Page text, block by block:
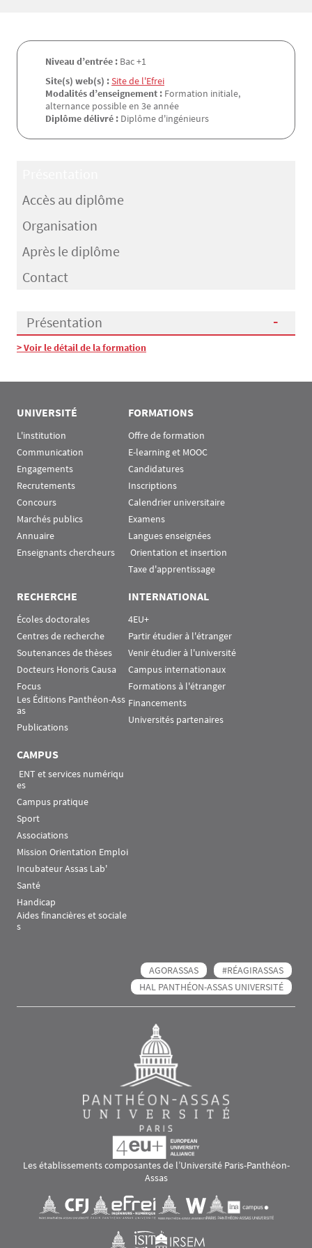
Niveau d’entrée : Bac +1
Site(s) web(s) :Site de l'Efrei
Modalités d’enseignement : Formation initiale,
alternance possible en 3e année
Diplôme délivré : Diplôme d'ingénieurs
Accès au diplôme
Organisation
Après le diplôme
Contact
Présentation
Présentation
> Voir le détail de la formation
UNIVERSITÉ
L'institution
Communication
Engagements
Recrutements
Concours
Marchés publics
Annuaire
Enseignants chercheurs
FORMATIONS
Offre de formation
E-learning et MOOC
Candidatures
Inscriptions
Calendrier universitaire
Examens
Langues enseignées
Orientation et insertion
Taxe d'apprentissage
RECHERCHE
Écoles doctorales
Centres de recherche
Soutenances de thèses
Docteurs Honoris Causa
Focus
Les Éditions Panthéon-Ass
as
Publications
INTERNATIONAL
4EU+
Partir étudier à l'étranger
Venir étudier à l'université
Campus internationaux
Formations à l'étranger
Financements
Universités partenaires
CAMPUS
es
Campus pratique
Sport
Associations
Mission Orientation Emploi
Incubateur Assas Lab'
Santé
Handicap
Aides financières et sociale
s
AGORASSAS
#RÉAGIRASSAS
HAL PANTHÉON-ASSAS UNIVERSITÉ
Les établissements composantes de l’Université Paris-Panthéon-
Assas
Visuel svgVisuel svg Visuel svgVisuel svg
Visuel svgVisuel svg